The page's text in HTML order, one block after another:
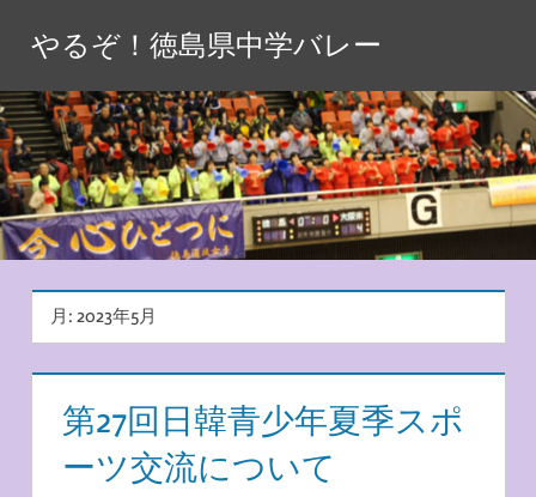
テ
ン
ツ
へ
ス
キ
やるぞ！徳島県中学バレー
月: 2023年5月
第27回日韓青少年夏季スポ
ーツ交流について